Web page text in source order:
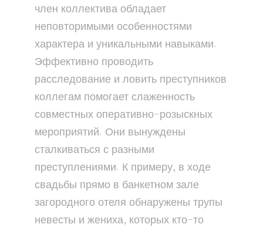
член коллектива обладает
неповторимыми особенностями
характера и уникальными навыками.
Эффективно проводить
расследование и ловить преступников
коллегам помогает слаженность
совместных оперативно-розыскных
мероприятий. Они вынуждены
сталкиваться с разными
преступлениями. К примеру, в ходе
свадьбы прямо в банкетном зале
загородного отеля обнаружены трупы
невесты и жениха, которых кто-то